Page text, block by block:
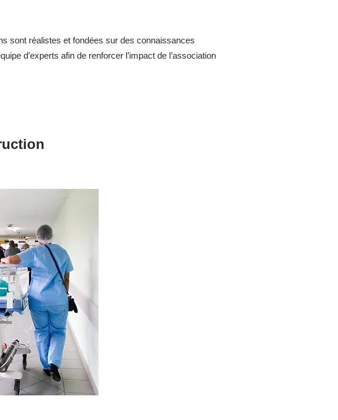
sont réalistes et fondées sur des connaissances
d’experts afin de renforcer l’impact de l’association